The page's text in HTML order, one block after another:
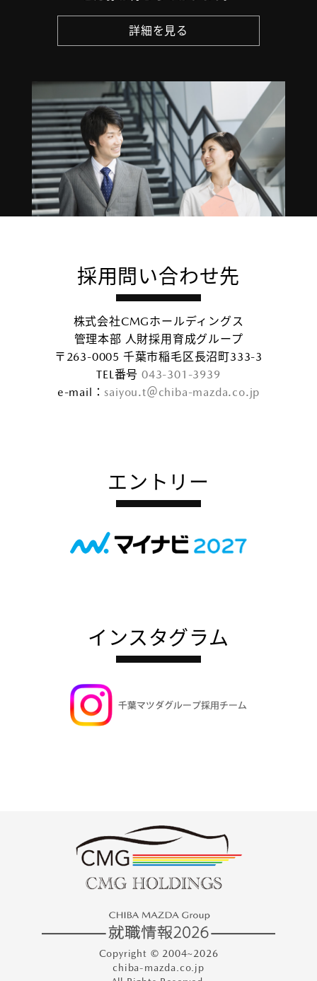
詳細を見る
採用問い合わせ先
株式会社CMGホールディングス
管理本部 人財採用育成グループ
〒263-0005 千葉市稲毛区長沼町333-3
TEL番号043-301-3939
e-mail：saiyou.t＠chiba-mazda.co.jp
エントリー
インスタグラム
Copyright © 2004~2026
chiba-mazda.co.jp